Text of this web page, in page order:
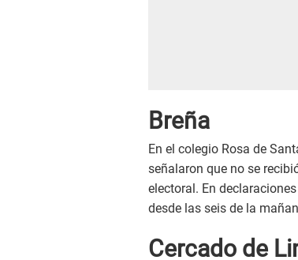
Breña
En el colegio Rosa de
señalaron que no se
electoral. En
desde las seis de la
Cercado de